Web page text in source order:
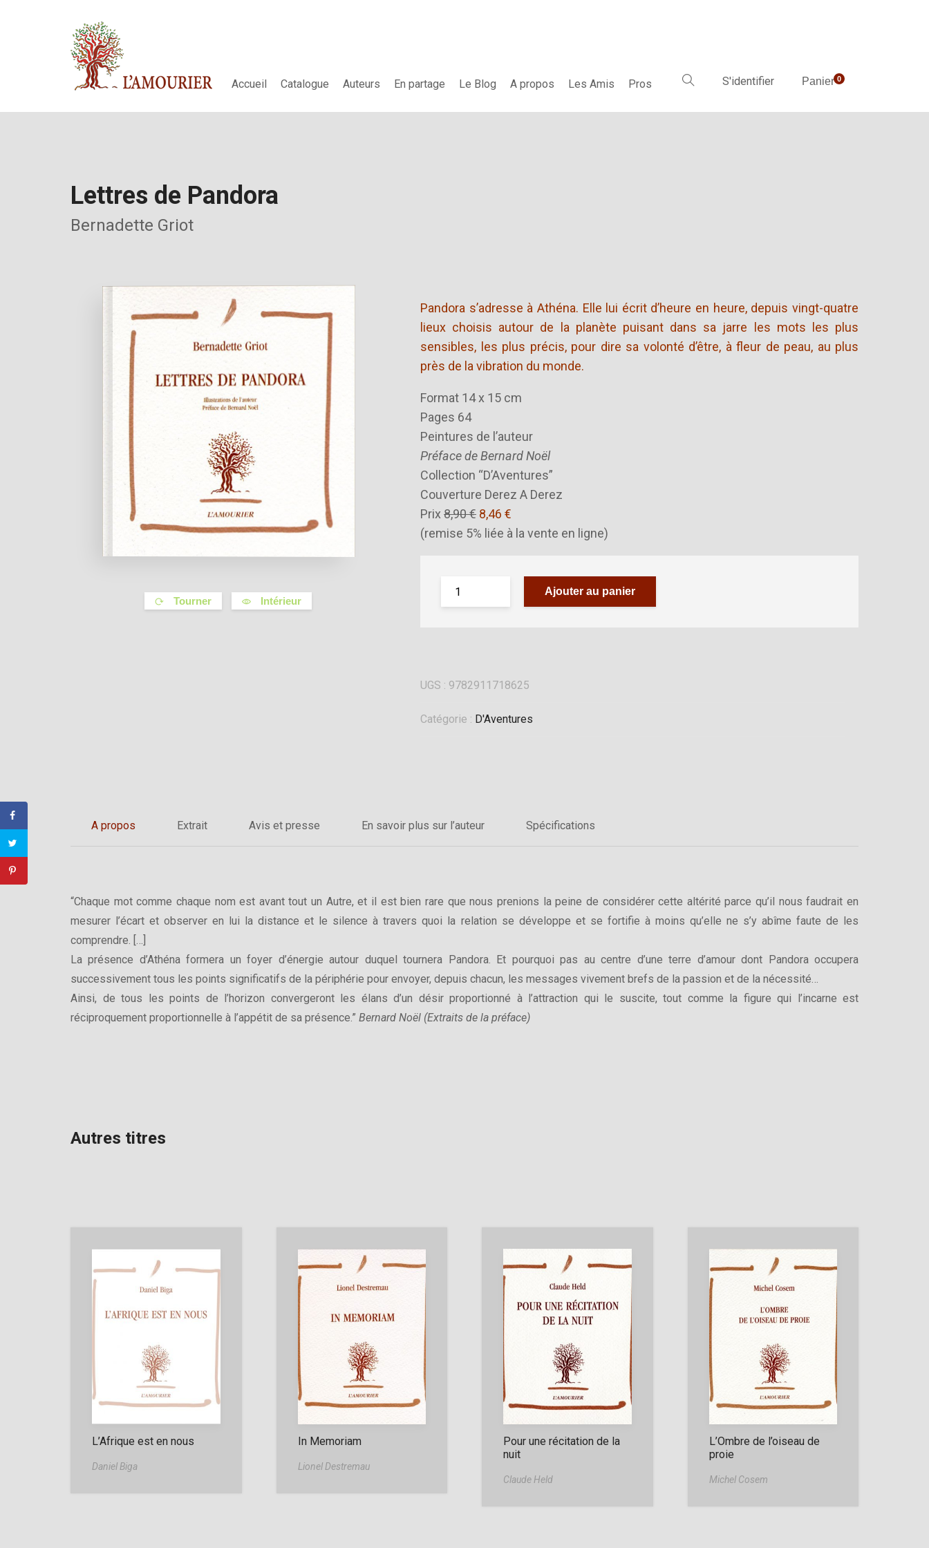
Accueil Catalogue Auteurs En partage Le Blog A propos Les Amis Pros S'identifier Panier0
Lettres de Pandora
Bernadette Griot
Tourner Intérieur
Pandora s’adresse à Athéna. Elle lui écrit d’heure en heure, depuis vingt-quatre
lieux choisis autour de la planète puisant dans sa jarre les mots les plus
sensibles, les plus précis, pour dire sa volonté d’être, à fleur de peau, au plus
près de la vibration du monde.
Format 14 x 15 cm
Pages 64
Peintures de l’auteur
Préface de Bernard Noël
Collection “D’Aventures”
Couverture Derez A Derez
Prix 8,90 € 8,46 €
(remise 5% liée à la vente en ligne)
Ajouter au panier
UGS : 9782911718625
Catégorie : D'Aventures
A propos Extrait Avis et presse En savoir plus sur l’auteur Spécifications
“Chaque mot comme chaque nom est avant tout un Autre, et il est bien rare que nous prenions la peine de considérer cette altérité parce qu’il nous faudrait en
mesurer l’écart et observer en lui la distance et le silence à travers quoi la relation se développe et se fortifie à moins qu’elle ne s’y abîme faute de les
comprendre. […]
La présence d’Athéna formera un foyer d’énergie autour duquel tournera Pandora. Et pourquoi pas au centre d’une terre d’amour dont Pandora occupera
successivement tous les points significatifs de la périphérie pour envoyer, depuis chacun, les messages vivement brefs de la passion et de la nécessité…
Ainsi, de tous les points de l’horizon convergeront les élans d’un désir proportionné à l’attraction qui le suscite, tout comme la figure qui l’incarne est
réciproquement proportionnelle à l’appétit de sa présence.” Bernard Noël (Extraits de la préface)
Autres titres
L’Afrique est en nous
Daniel Biga
In Memoriam
Lionel Destremau
Pour une récitation de la
nuit
Claude Held
L’Ombre de l’oiseau de
proie
Michel Cosem